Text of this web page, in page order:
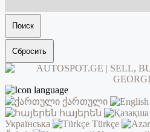
Поиск
Сбросить
ქართული
հայերեն
Українська
Türkçe